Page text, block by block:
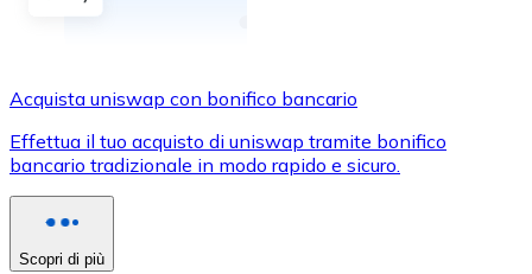
Usa le carte Visa e Mastercard per acquistare
Acquista con carta
Acquista uniswap con bonifico bancario
Effettua il tuo acquisto di uniswap tramite bonifico
bancario tradizionale in modo rapido e sicuro.
Scopri di più